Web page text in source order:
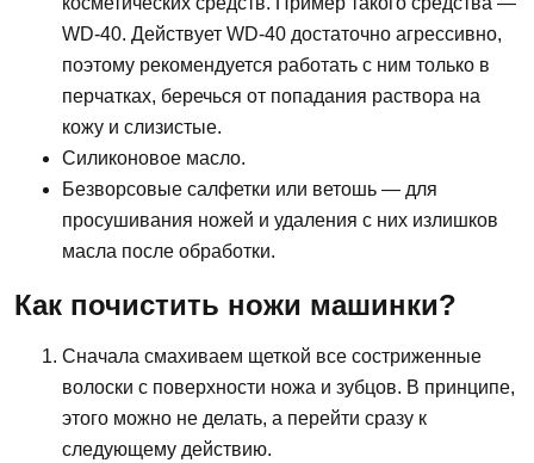
WD-40. Действует WD-40 достаточно агрессивно,
поэтому рекомендуется работать с ним только в
перчатках, беречься от попадания раствора на
кожу и слизистые.
Силиконовое масло.
Безворсовые салфетки или ветошь — для
просушивания ножей и удаления с них излишков
масла после обработки.
Как почистить ножи машинки?
Сначала смахиваем щеткой все состриженные
волоски с поверхности ножа и зубцов. В принципе,
этого можно не делать, а перейти сразу к
следующему действию.